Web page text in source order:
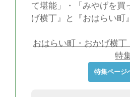
て堪能」・「みやげを買
げ横丁』と『おはらい町
おはらい町・おかげ横
特
特集ページ